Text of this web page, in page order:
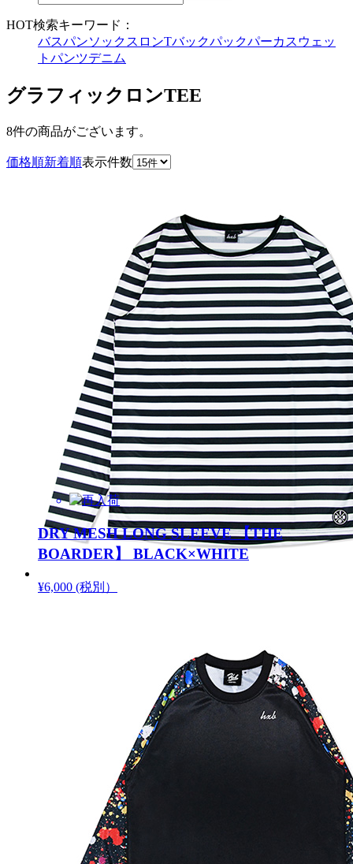
HOT検索キーワード：
バスパンソックス ロンTバックパックパーカ スウェッ
トパンツデニム
グラフィックロンTEE
8件の商品がございます。
価格順新着順表示件数
DRY MESH LONG SLEEVE 【THE
BOARDER】 BLACK×WHITE
¥6,000 (税別）